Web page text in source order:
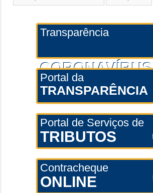
Transparência
CORONAVÍRUS
Portal da
TRANSPARÊNCIA
Portal de Serviços de
TRIBUTOS
Contracheque
ONLINE